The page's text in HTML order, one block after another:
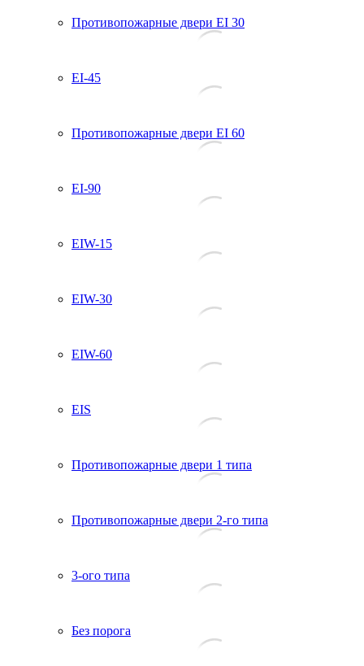
Противопожарные двери EI 30
EI-45
Противопожарные двери EI 60
EI-90
EIW-15
EIW-30
EIW-60
EIS
Противопожарные двери 1 типа
Противопожарные двери 2-го типа
3-ого типа
Без порога